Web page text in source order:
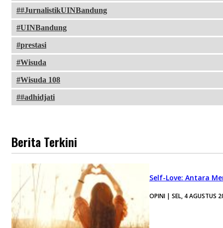
#JurnalistikUINBandung
UINBandung
prestasi
Wisuda
Wisuda 108
#adhidjati
Berita Terkini
Self-Love: Antara
OPINI | SEL, 4 AGUSTUS